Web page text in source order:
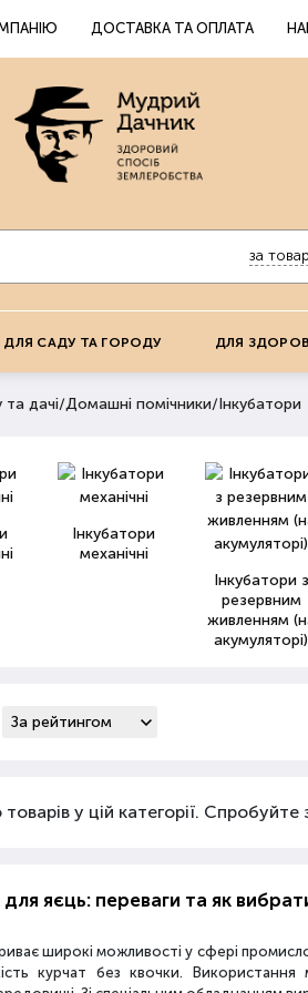
ДОСТАВКА ТА ОПЛАТА
за
ДЛЯ САДУ ТА ГОРОДУ ДЛЯ
дачі/Домашні помічники/Інкубатори
Інкубатори
механічні
Інкубатори з
резервним
живленням
акумуляторі)
у цій категорії. Спробуйте
яєць: переваги та як
широкі можливості у сфері
курчат без квочки.